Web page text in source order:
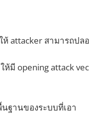
ห้ attacker สามารถปล
ห้มี opening attack
ฐานของระบบที่เอา